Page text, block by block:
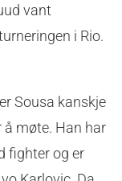
vant
i Rio.
Sousa kanskje
å møte. Han har
fighter og er